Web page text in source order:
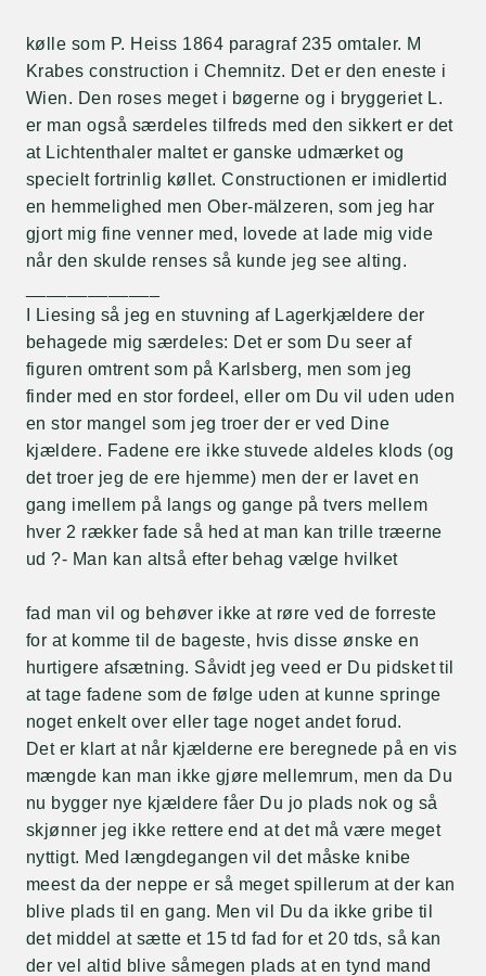
kølle som P. Heiss 1864 paragraf 235 omtaler. M
Krabes construction i Chemnitz. Det er den eneste i
Wien. Den roses meget i bøgerne og i bryggeriet L.
er man også særdeles tilfreds med den sikkert er det
at Lichtenthaler maltet er ganske udmærket og
specielt fortrinlig køllet. Constructionen er imidlertid
en hemmelighed men Ober-mälzeren, som jeg har
gjort mig fine venner med, lovede at lade mig vide
når den skulde renses så kunde jeg see alting.
I Liesing så jeg en stuvning af Lagerkjældere der
behagede mig særdeles: Det er som Du seer af
figuren omtrent som på Karlsberg, men som jeg
finder med en stor fordeel, eller om Du vil uden uden
en stor mangel som jeg troer der er ved Dine
kjældere. Fadene ere ikke stuvede aldeles klods (og
det troer jeg de ere hjemme) men der er lavet en
gang imellem på langs og gange på tvers mellem
hver 2 rækker fade så hed at man kan trille træerne
ud ?- Man kan altså efter behag vælge hvilket
fad man vil og behøver ikke at røre ved de forreste
for at komme til de bageste, hvis disse ønske en
hurtigere afsætning. Såvidt jeg veed er Du pidsket til
at tage fadene som de følge uden at kunne springe
noget enkelt over eller tage noget andet forud.
Det er klart at når kjælderne ere beregnede på en vis
mængde kan man ikke gjøre mellemrum, men da Du
nu bygger nye kjældere fåer Du jo plads nok og så
skjønner jeg ikke rettere end at det må være meget
nyttigt. Med længdegangen vil det måske knibe
meest da der neppe er så meget spillerum at der kan
blive plads til en gang. Men vil Du da ikke gribe til
det middel at sætte et 15 td fad for et 20 tds, så kan
der vel altid blive såmegen plads at en tynd mand